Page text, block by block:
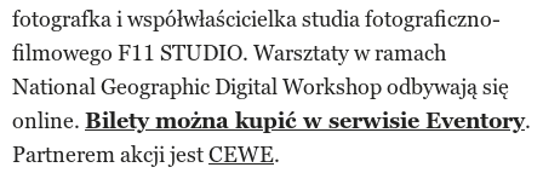
fotografka i współwłaścicielka studia fotograficzno-
filmowego F11 STUDIO. Warsztaty w ramach
National Geographic Digital Workshop odbywają się
online. Bilety można kupić w serwisie Eventory.
Partnerem akcji jestCEWE.